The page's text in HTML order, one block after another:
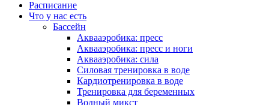
Расписание
Что у нас есть
Бассейн
Аквааэробика: пресс
Аквааэробика: пресс и ноги
Аквааэробика: сила
Силовая тренировка в воде
Кардиотренировка в воде
Тренировка для беременных
Водный микст